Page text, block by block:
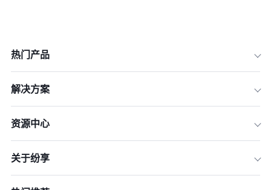
热门产品
解决方案
资源中心
关于纷享